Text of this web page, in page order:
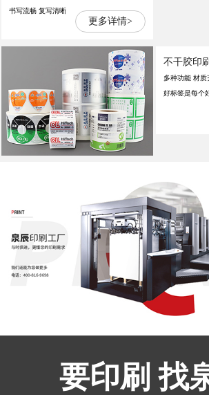
书写流畅 复写清晰
更多详情>
不干胶印刷
多种功能 材质
好标签是每个
要印刷 找